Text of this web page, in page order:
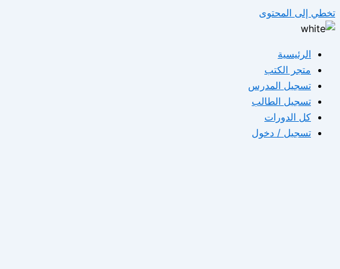
تخطي إلى المحتوى
الرئيسية
متجر الكتب
تسجيل المدرس
تسجيل الطالب
كل الدورات
تسجيل / دخول